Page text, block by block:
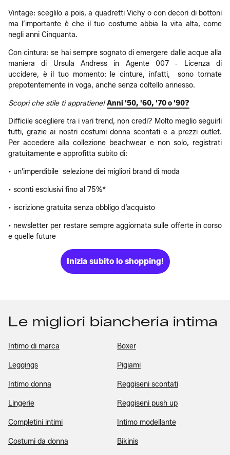
Vintage: sceglilo a pois, a quadretti Vichy o con decori di bottoni
ma l’importante è che il tuo costume abbia la vita alta, come
negli anni Cinquanta.
Con cintura: se hai sempre sognato di emergere dalle acque alla
maniera di Ursula Andress in Agente 007 ‑ Licenza di
uccidere, è il tuo momento: le cinture, infatti, sono tornate
prepotentemente in voga, anche senza coltello annesso.
Scopri che stile ti appratiene!Anni '50, '60, '70 o '90?
Difficile scegliere tra i vari trend, non credi? Molto meglio seguirli
tutti, grazie ai nostri costumi donna scontati e a prezzi outlet.
Per accedere alla collezione beachwear e non solo, registrati
gratuitamente e approfitta subito di:
• un'imperdibile selezione dei migliori brand di moda
• sconti esclusivi fino al 75%*
• iscrizione gratuita senza obbligo d’acquisto
• newsletter per restare sempre aggiornata sulle offerte in corso
e quelle future
Inizia subito lo shopping!
Le migliori biancheria intima
Intimo di marca Boxer
Leggings Pigiami
Intimo donna Reggiseni scontati
Lingerie Reggiseni push up
Completini intimi Intimo modellante
Costumi da donna Bikinis